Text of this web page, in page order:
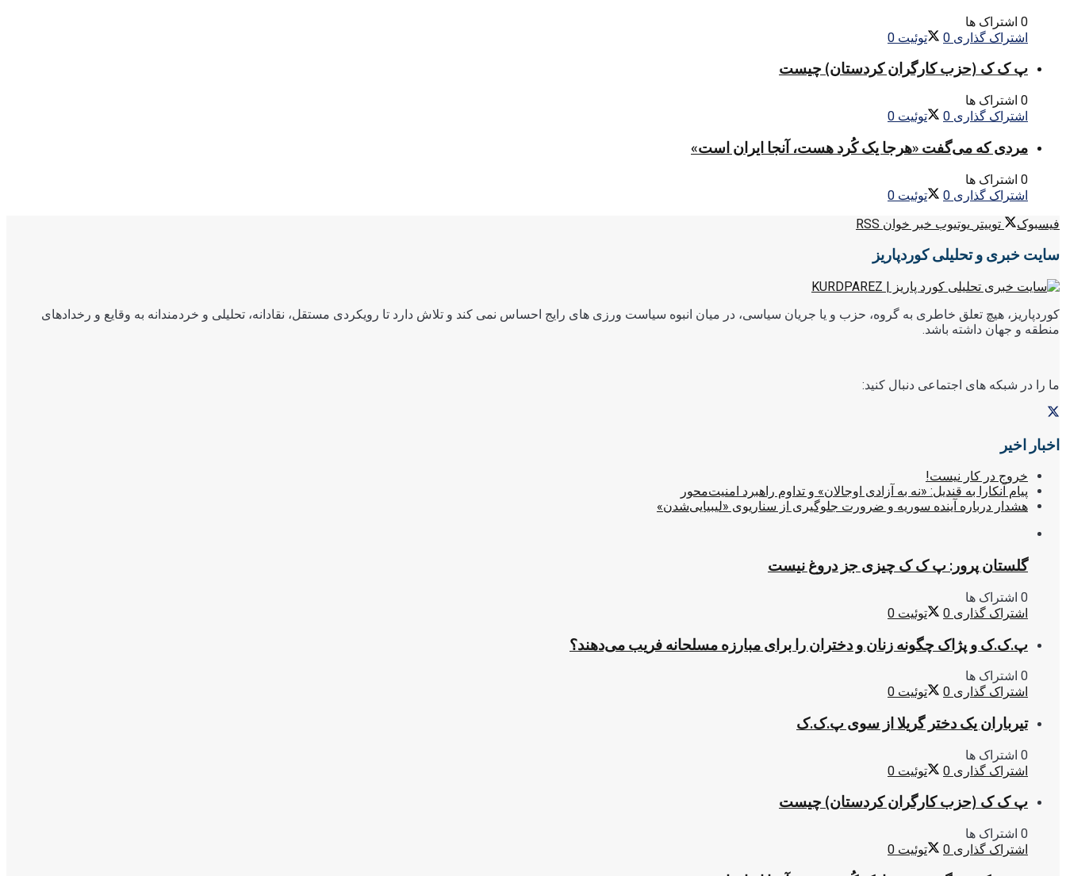
0 اشتراک ها
اشتراک گذاری 0 توئیت 0
پ ک ک (حزب کارگران کردستان) چیست
0 اشتراک ها
اشتراک گذاری 0 توئیت 0
مردی که می‌گفت «هرجا یک کُرد هست، آنجا ایران است»
0 اشتراک ها
اشتراک گذاری 0 توئیت 0
فیسبوک
توییتر یوتیوب خبر خوان RSS
سایت خبری و تحلیلی کوردپاریز
کوردپاریز، هیچ تعلق خاطری به گروه، حزب و یا جریان سیاسی، در میان انبوه سیاست ورزی های رایج احساس نمی کند و تلاش دارد تا رویکردی مستقل، نقادانه، تحلیلی و خردمندانه به وقایع و رخدادهای
منطقه و جهان داشته باشد.
ما را در شبکه های اجتماعی دنبال کنید:
اخبار اخیر
خروج در کار نیست!
پیام آنکارا به قندیل: «نه به آزادی اوجالان» و تداوم راهبرد امنیت‌محور
هشدار درباره آینده سوریه و ضرورت جلوگیری از سناریوی «لیبیایی‌شدن»
گلستان پرور: پ ک ک چیزی جز دروغ نیست
0 اشتراک ها
اشتراک گذاری 0 توئیت 0
پ.ک.ک و پژاک چگونه زنان و دختران را برای مبارزه مسلحانه فریب می‌دهند؟
0 اشتراک ها
اشتراک گذاری 0 توئیت 0
تیرباران یک دختر گریلا از سوی پ.ک.ک
0 اشتراک ها
اشتراک گذاری 0 توئیت 0
پ ک ک (حزب کارگران کردستان) چیست
0 اشتراک ها
اشتراک گذاری 0 توئیت 0